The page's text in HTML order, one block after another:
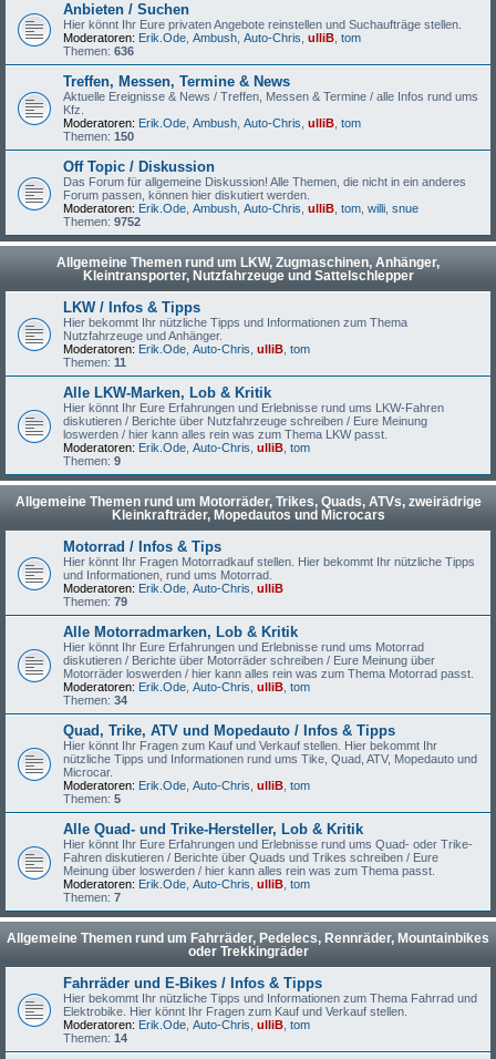
Anbieten / Suchen
Hier könnt Ihr Eure privaten Angebote reinstellen und Suchaufträge stellen.
Moderatoren: Erik.Ode Ambush Auto-Chris ulliB tom
Themen: 636
Treffen, Messen, Termine & News
Aktuelle Ereignisse & News / Treffen, Messen & Termine / alle Infos rund ums
Kfz.
Moderatoren: Erik.Ode Ambush Auto-Chris ulliB tom
Themen: 150
Off Topic / Diskussion
Das Forum für allgemeine Diskussion! Alle Themen, die nicht in ein anderes
Forum passen, können hier diskutiert werden.
Moderatoren: Erik.Ode Ambush Auto-Chris ulliB tom willi snue
Themen: 9752
Allgemeine Themen rund um LKW, Zugmaschinen, Anhänger,
Kleintransporter, Nutzfahrzeuge und Sattelschlepper
LKW / Infos & Tipps
Hier bekommt Ihr nützliche Tipps und Informationen zum Thema
Nutzfahrzeuge und Anhänger.
Moderatoren: Erik.Ode Auto-Chris ulliB tom
Themen: 11
Alle LKW-Marken, Lob & Kritik
Hier könnt Ihr Eure Erfahrungen und Erlebnisse rund ums LKW-Fahren
diskutieren / Berichte über Nutzfahrzeuge schreiben / Eure Meinung
loswerden / hier kann alles rein was zum Thema LKW passt.
Moderatoren: Erik.Ode Auto-Chris ulliB tom
Themen: 9
Allgemeine Themen rund um Motorräder, Trikes, Quads, ATVs, zweirädrige
Kleinkrafträder, Mopedautos und Microcars
Motorrad / Infos & Tips
Hier könnt Ihr Fragen Motorradkauf stellen. Hier bekommt Ihr nützliche Tipps
und Informationen, rund ums Motorrad.
Moderatoren: Erik.Ode Auto-Chris ulliB
Themen: 79
Alle Motorradmarken, Lob & Kritik
Hier könnt Ihr Eure Erfahrungen und Erlebnisse rund ums Motorrad
diskutieren / Berichte über Motorräder schreiben / Eure Meinung über
Motorräder loswerden / hier kann alles rein was zum Thema Motorrad passt.
Moderatoren: Erik.Ode Auto-Chris ulliB tom
Themen: 34
Quad, Trike, ATV und Mopedauto / Infos & Tipps
Hier könnt Ihr Fragen zum Kauf und Verkauf stellen. Hier bekommt Ihr
nützliche Tipps und Informationen rund ums Tike, Quad, ATV, Mopedauto und
Microcar.
Moderatoren: Erik.Ode Auto-Chris ulliB tom
Themen: 5
Alle Quad- und Trike-Hersteller, Lob & Kritik
Hier könnt Ihr Eure Erfahrungen und Erlebnisse rund ums Quad- oder Trike-
Fahren diskutieren / Berichte über Quads und Trikes schreiben / Eure
Meinung über loswerden / hier kann alles rein was zum Thema passt.
Moderatoren: Erik.Ode Auto-Chris ulliB tom
Themen: 7
Allgemeine Themen rund um Fahrräder, Pedelecs, Rennräder, Mountainbikes
oder Trekkingräder
Fahrräder und E-Bikes / Infos & Tipps
Hier bekommt Ihr nützliche Tipps und Informationen zum Thema Fahrrad und
Elektrobike. Hier könnt Ihr Fragen zum Kauf und Verkauf stellen.
Moderatoren: Erik.Ode Auto-Chris ulliB tom
Themen: 14